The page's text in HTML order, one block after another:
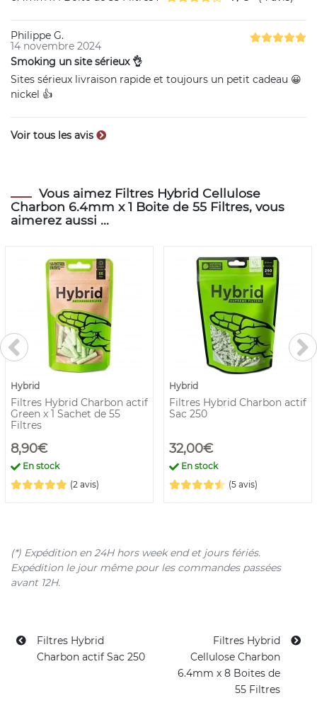
Philippe G.
14 novembre 2024
Smoking un site sérieux 👌
Sites sérieux livraison rapide et toujours un petit cadeau 😀
nickel 👍
Voir tous les avis
Vous aimez Filtres Hybrid Cellulose
Charbon 6.4mm x 1 Boite de 55 Filtres, vous
aimerez aussi ...
Hybrid
Filtres Hybrid Charbon actif
Green x 1 Sachet de 55
Filtres
8,90€
En stock
(2 avis)
Hybrid
Filtres Hybrid Charbon actif
Sac 250
32,00€
En stock
(5 avis)
(*) Expédition en 24H hors week end et jours fériés.
Expédition le jour même pour les commandes passées
avant 12H.
Filtres Hybrid
Charbon actif Sac 250
Filtres Hybrid
Cellulose Charbon
6.4mm x 8 Boites de
55 Filtres